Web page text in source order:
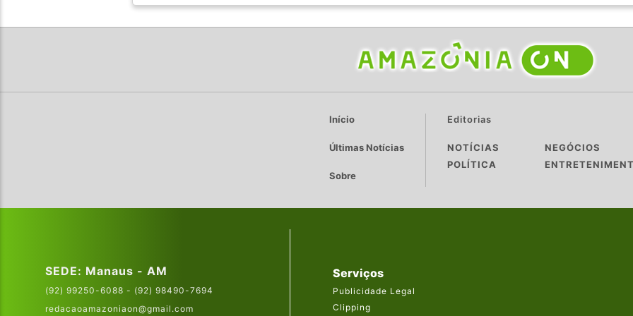
Início
Últimas Notícias
Sobre
Editorias
NOTÍCIAS
NEGÓCIOS
POLÍTICA
SEDE: Manaus - AM
(92) 99250-6088 - (92) 98490-7694
redacaoamazoniaon@gmail.com
Serviços
Publicidade Legal
Clipping